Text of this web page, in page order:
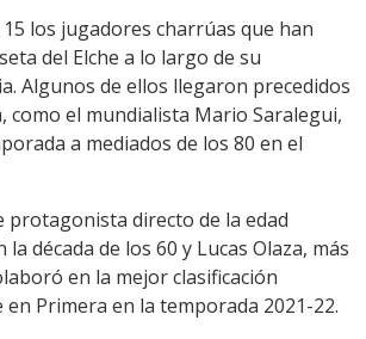
los jugadores charrúas que han
del Elche a lo largo de su
Algunos de ellos llegaron precedidos
como el mundialista Mario Saralegui,
a mediados de los 80 en el
protagonista directo de la edad
década de los 60 y Lucas Olaza, más
en la mejor clasificación
en Primera en la temporada 2021-22.